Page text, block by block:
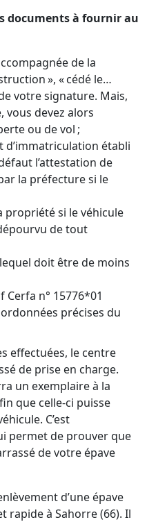
documents à fournir au
de la
», « cédé le…
votre signature. Mais,
vous devez alors
ou de vol ;
d’immatriculation établi
l’attestation de
la préfecture si le
propriété si le véhicule
de tout
doit être de moins
n° 15776*01
précises du
effectuées, le centre
de prise en charge.
un exemplaire à la
que celle-ci puisse
C’est
permet de prouver que
de votre épave
d’une épave
rapide à Sahorre (66). Il